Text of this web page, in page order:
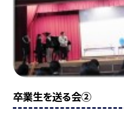
卒業生を送る会②